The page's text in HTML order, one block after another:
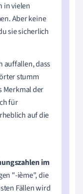
in vielen
Aber keine
sie sicherlich
auffallen, dass
stumm
Merkmal der
für
auf die
im
"-ième", die
Fällen wird